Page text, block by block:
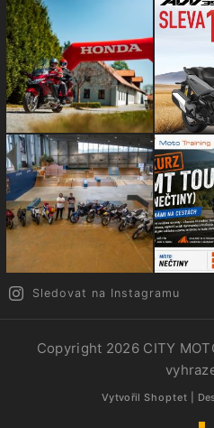
Sledovat na Instagramu
Copyright 2026 CITY
Vytvořil Shoptet |